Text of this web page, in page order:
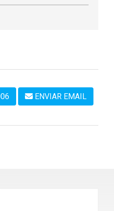
ENVIAR EMAIL